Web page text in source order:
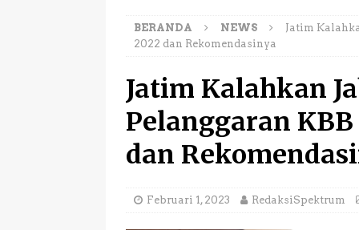
[ Juli 22, 2026 ] Umat
[ Juni 27, 2026 ]
Narapidana Prof.
[ Juni 18, 2026 ] Di
wanita Dekatnya Turut
[ Agustus 3, 2026 ]
BERANDA NEWS
Jatim
2022 dan Rekomendasinya
Jatim Kalahkan
Pelanggaran
dan
Februari 1, 2023 RedaksiSpektrum